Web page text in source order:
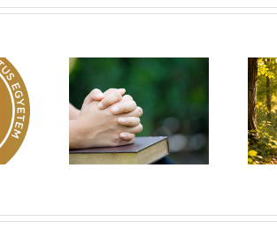
–
149
Egy fa kidől, messze
hangzik. Nő az erdő,
ki hallja? –
Diakónusok
vasárnapja – II. rész